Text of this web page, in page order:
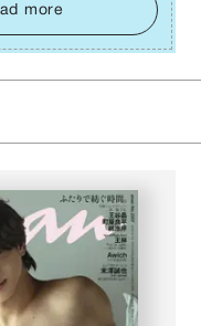
⼼にしっかりブレーキ
の切り替えが、あなたに
はずです。
more